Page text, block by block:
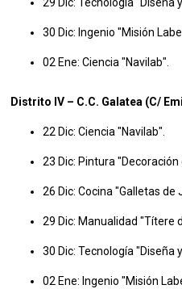
29 Dic: Tecnología "Diseña
30 Dic: Ingenio "Misión
02 Ene: Ciencia "Navilab".
Distrito IV – C.C. Galatea (C/
22 Dic: Ciencia "Navilab".
23 Dic: Pintura
26 Dic: Cocina "Galletas de
29 Dic: Manualidad "Títere
30 Dic: Tecnología "Diseña
02 Ene: Ingenio "Misión